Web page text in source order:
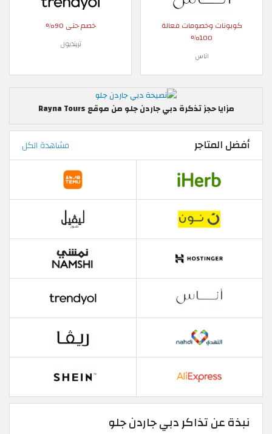
كوبونات وخصومات فعالة
100%
اناس
خصم حتى 90%
ترينديول
مزايا حجز تذكرة دبي جاردن جلو من موقع Rayna Tours
أفضل المتاجر مشاهدة الكل
نبذة عن تذاكر دبي جاردن جلو